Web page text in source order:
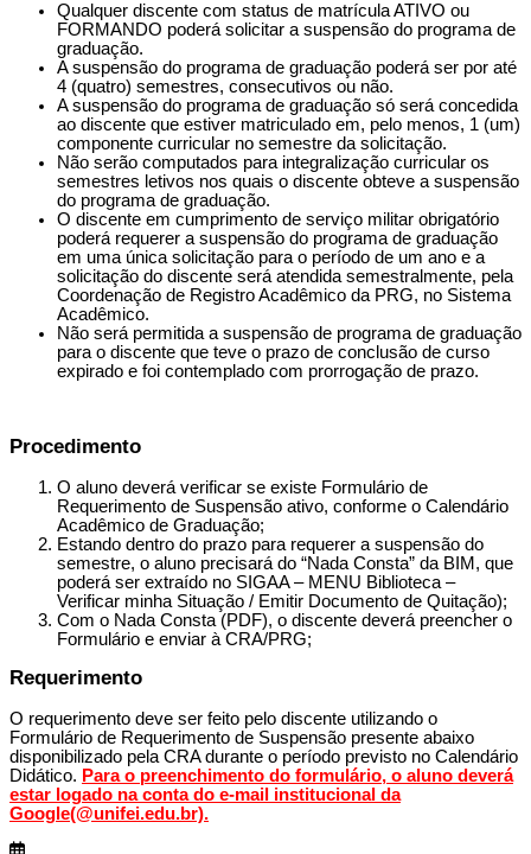
Qualquer discente com status de matrícula ATIVO ou
FORMANDO poderá solicitar a suspensão do programa de
graduação.
A suspensão do programa de graduação poderá ser por até
4 (quatro) semestres, consecutivos ou não.
A suspensão do programa de graduação só será concedida
ao discente que estiver matriculado em, pelo menos, 1 (um)
componente curricular no semestre da solicitação.
Não serão computados para integralização curricular os
semestres letivos nos quais o discente obteve a suspensão
do programa de graduação.
O discente em cumprimento de serviço militar obrigatório
poderá requerer a suspensão do programa de graduação
em uma única solicitação para o período de um ano e a
solicitação do discente será atendida semestralmente, pela
Coordenação de Registro Acadêmico da PRG, no Sistema
Acadêmico.
Não será permitida a suspensão de programa de graduação
para o discente que teve o prazo de conclusão de curso
expirado e foi contemplado com prorrogação de prazo.
Procedimento
O aluno deverá verificar se existe Formulário de
Requerimento de Suspensão ativo, conforme o Calendário
Acadêmico de Graduação;
Estando dentro do prazo para requerer a suspensão do
semestre, o aluno precisará do “Nada Consta” da BIM, que
poderá ser extraído no SIGAA – MENU Biblioteca –
Verificar minha Situação / Emitir Documento de Quitação);
Com o Nada Consta (PDF), o discente deverá preencher o
Formulário e enviar à CRA/PRG;
Requerimento
O requerimento deve ser feito pelo discente utilizando o
Formulário de Requerimento de Suspensão presente abaixo
disponibilizado pela CRA durante o período previsto no Calendário
Didático. Para o preenchimento do formulário, o aluno deverá
estar logado na conta do e-mail institucional da
Google(@unifei.edu.br).